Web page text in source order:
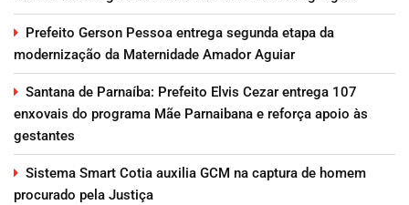
Prefeito Gerson Pessoa entrega segunda etapa da
modernização da Maternidade Amador Aguiar
Santana de Parnaíba: Prefeito Elvis Cezar entrega 107
enxovais do programa Mãe Parnaibana e reforça apoio às
gestantes
Sistema Smart Cotia auxilia GCM na captura de homem
procurado pela Justiça